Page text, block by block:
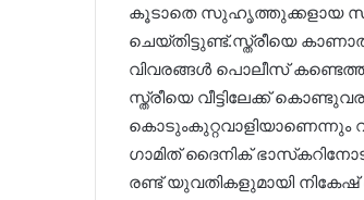
കൂടാതെ സുഹൃത്തുക്കളായ
ചെയ്തിട്ടുണ്ട്.സ്ത്രീയെ
വിവരങ്ങൾ പൊലീസ്
സ്ത്രീയെ വീട്ടിലേക്ക്
ഗാമിത് ദൈനിക്
രണ്ട് യുവതികളുമായി നികേഷ്